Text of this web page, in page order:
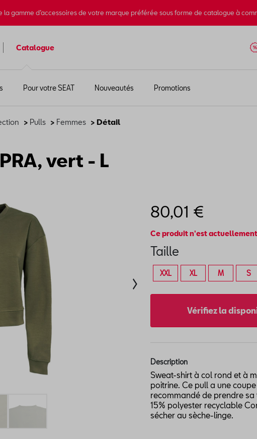
gamme d’accessoires de votre marque préférée sous forme de catalogue à
Catalogue
Pour votre SEAT Nouveautés Promotions
> Pulls > Femmes > Détail
vert - L
80,01 €
Ce produit n'est
Taille
XXL XL M S
Vérifiez la
Description
Sweat-shirt à col rond et à
poitrine. Ce pull a une
recommandé de prendre
15% polyester recyclable
sécher au sèche-linge.